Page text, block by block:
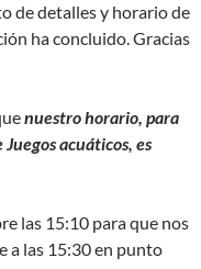
de detalles y horario de
ha concluido. Gracias
nuestro horario, para
acuáticos, es
las 15:10 para que nos
a las 15:30 en punto